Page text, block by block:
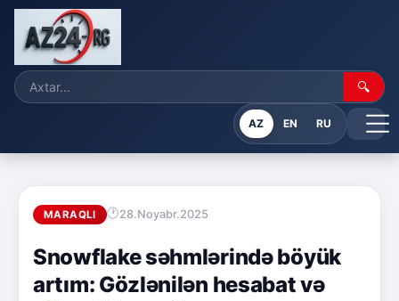
🔍
AZ EN RU
MARAQLI 28.Noyabr.2025
Snowflake səhmlərində böyük
artım: Gözlənilən hesabat və